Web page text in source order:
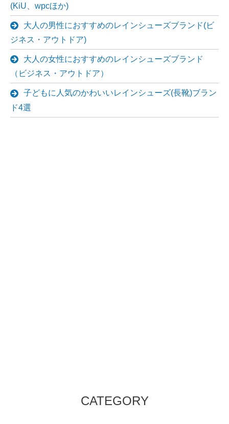
(KiU、wpcほか)
大人の男性におすすめのレインシューズブランド(ビ
ジネス・アウトドア)
大人の女性におすすめのレインシューズブランド
（ビジネス・アウトドア）
子どもに人気のかわいいレインシューズ(長靴)ブラン
ド4選
CATEGORY